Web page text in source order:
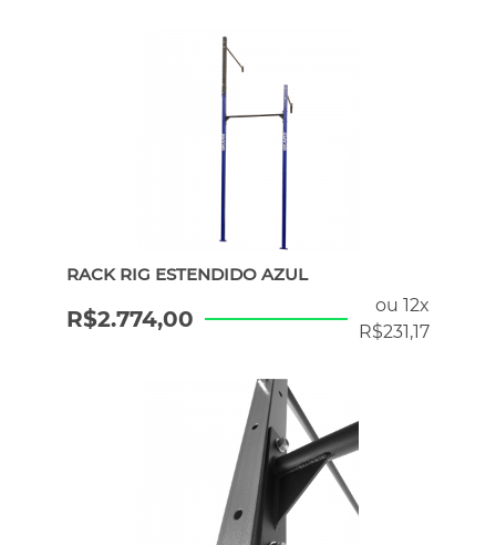
RACK RIG ESTENDIDO AZUL
ou 12x
R$231,17
R$2.774,00